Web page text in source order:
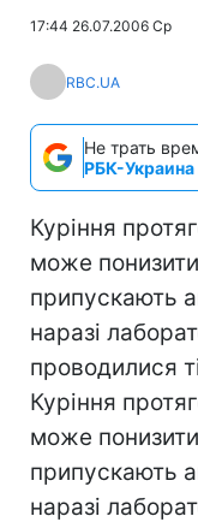
17:44 26.07.2006 Ср
RBC.UA
Не трать
РБК-Украина
Куріння
може
припускають
наразі
проводилися
Куріння
може
припускають
наразі